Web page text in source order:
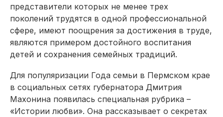
представители которых не менее трех
поколений трудятся в одной профессиональной
сфере, имеют поощрения за достижения в труде,
являются примером достойного воспитания
детей и сохранения семейных традиций.
Для популяризации Года семьи в Пермском крае
в социальных сетях губернатора Дмитрия
Махонина появилась специальная рубрика –
«Истории любви». Она рассказывает о секретах